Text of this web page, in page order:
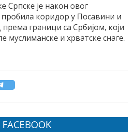
Српске је након овог
пробила коридор у Посавини и
граници са Србијом, који
муслиманске и хрватске снаге.
FACEBOOK